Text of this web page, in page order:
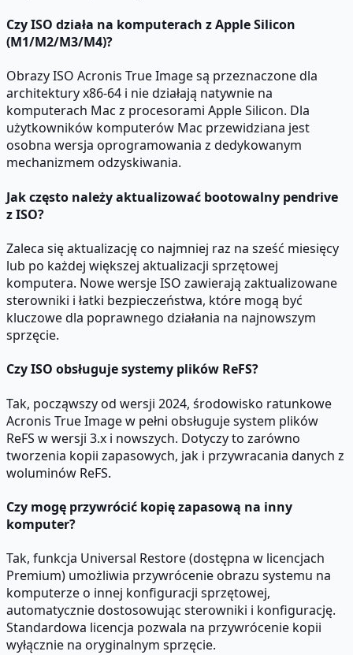
Czy ISO działa na komputerach z Apple Silicon
(M1/M2/M3/M4)?
Obrazy ISO Acronis True Image są przeznaczone dla
architektury x86-64 i nie działają natywnie na
komputerach Mac z procesorami Apple Silicon. Dla
użytkowników komputerów Mac przewidziana jest
osobna wersja oprogramowania z dedykowanym
mechanizmem odzyskiwania.
Jak często należy aktualizować bootowalny pendrive
z ISO?
Zaleca się aktualizację co najmniej raz na sześć miesięcy
lub po każdej większej aktualizacji sprzętowej
komputera. Nowe wersje ISO zawierają zaktualizowane
sterowniki i łatki bezpieczeństwa, które mogą być
kluczowe dla poprawnego działania na najnowszym
sprzęcie.
Czy ISO obsługuje systemy plików ReFS?
Tak, począwszy od wersji 2024, środowisko ratunkowe
Acronis True Image w pełni obsługuje system plików
ReFS w wersji 3.x i nowszych. Dotyczy to zarówno
tworzenia kopii zapasowych, jak i przywracania danych z
woluminów ReFS.
Czy mogę przywrócić kopię zapasową na inny
komputer?
Tak, funkcja Universal Restore (dostępna w licencjach
Premium) umożliwia przywrócenie obrazu systemu na
komputerze o innej konfiguracji sprzętowej,
automatycznie dostosowując sterowniki i konfigurację.
Standardowa licencja pozwala na przywrócenie kopii
wyłącznie na oryginalnym sprzęcie.